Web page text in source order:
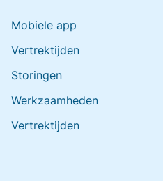
Mobiele app
Vertrektijden
Storingen
Werkzaamheden
Vertrektijden